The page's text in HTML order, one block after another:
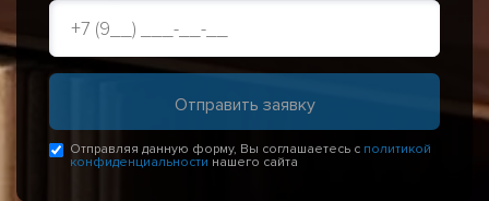
Отправляя данную форму, Вы соглашаетесь с политикой
конфиденциальности нашего сайта